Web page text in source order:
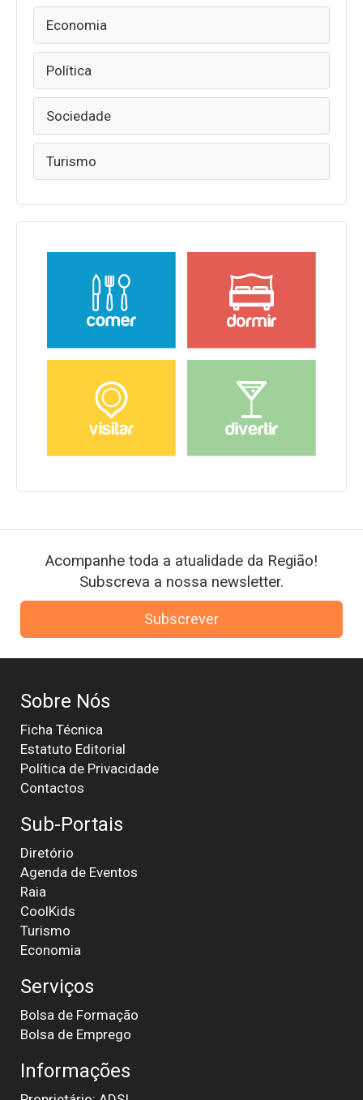
Economia
Política
Sociedade
Turismo
Acompanhe toda a atualidade da Região!
Subscreva a nossa newsletter.
Subscrever
Sobre Nós
Ficha Técnica
Estatuto Editorial
Política de Privacidade
Contactos
Sub-Portais
Diretório
Agenda de Eventos
Raia
CoolKids
Turismo
Economia
Serviços
Bolsa de Formação
Bolsa de Emprego
Informações